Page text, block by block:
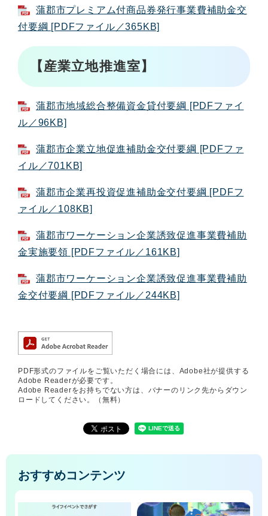
蒲郡市プレミアム付商品券発行事業費補助金交
付要綱 [PDFファイル／365KB]
【産業立地推進室】
蒲郡市地域総合整備資金貸付要綱 [PDFファイ
ル／96KB]
蒲郡市企業立地促進補助金交付要綱 [PDFファ
イル／701KB]
蒲郡市企業再投資促進補助金交付要綱 [PDFフ
ァイル／108KB]
蒲郡市ワーケーション企業誘致促進事業費補助
金実施要領 [PDFファイル／161KB]
蒲郡市ワーケーション企業誘致促進事業費補助
金交付要綱 [PDFファイル／244KB]
PDF形式のファイルをご覧いただく場合には、Adobe社が提供する
Adobe Readerが必要です。
Adobe Readerをお持ちでない方は、バナーのリンク先からダウン
ロードしてください。（無料）
おすすめコンテンツ